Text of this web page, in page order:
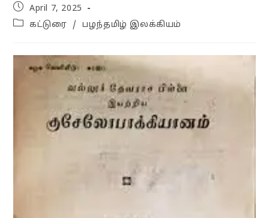
Post
published:
April 7, 2025
Postகட்டுரை / பழந்தமிழ் இலக்கியம்